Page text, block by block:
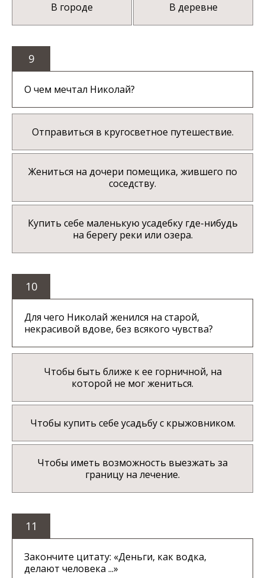
В городе В деревне
9
О чем мечтал Николай?
Отправиться в кругосветное путешествие.
Жениться на дочери помещика, жившего по
соседству.
Купить себе маленькую усадебку где-нибудь
на берегу реки или озера.
10
Для чего Николай женился на старой,
некрасивой вдове, без всякого чувства?
Чтобы быть ближе к ее горничной, на
которой не мог жениться.
Чтобы купить себе усадьбу с крыжовником.
Чтобы иметь возможность выезжать за
границу на лечение.
11
Закончите цитату: «Деньги, как водка,
делают человека ...»